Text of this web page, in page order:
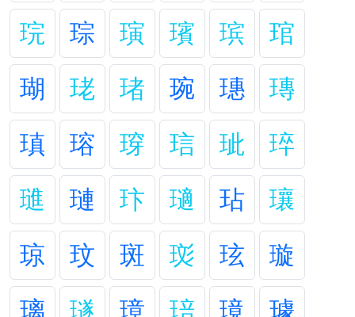
琓
琮 璌 璸 瑸
琯
瑚
珯 琽 琬 璤
瑼
瑱
瑢 瑏 琂 玼
琗
璡
璉 玣 瓋 玷
瓖
琼
玟 斑 珳 玹
璇
璃
璲 璋 琣 璄
璩